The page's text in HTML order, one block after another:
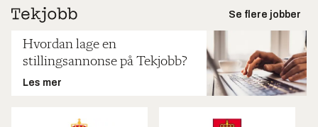
Se flere jobber
Hvordan lage en
stillingsannonse på Tekjobb?
Les mer